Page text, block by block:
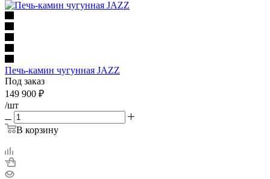
Печь-камин чугунная JAZZ
Под заказ
149 900 ₽
/шт
В корзину